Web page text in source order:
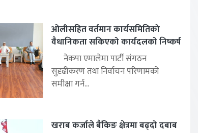
ओलीसहित वर्तमान कार्यसमितिको
वैधानिकता सकिएको कार्यदलको निष्कर्ष
नेकपा एमालेमा पार्टी संगठन
सुदृढीकरण तथा निर्वाचन परिणामको
समीक्षा गर्न...
खराब कर्जाले बैंकिङ क्षेत्रमा बढ्दो दबाब